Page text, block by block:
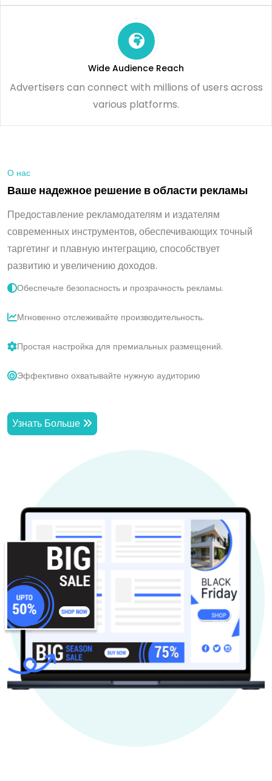
Wide Audience Reach
Advertisers can connect with millions of users across
various platforms.
О нас
Ваше надежное решение вобласти рекламы
Предоставление рекламодателям и издателям
современных инструментов, обеспечивающих точный
таргетинг и плавную интеграцию, способствует
развитию и увеличению доходов.
Обеспечьте безопасность и прозрачность рекламы.
Мгновенно отслеживайте производительность.
Простая настройка для премиальных размещений.
Эффективно охватывайте нужную аудиторию
Узнать Больше